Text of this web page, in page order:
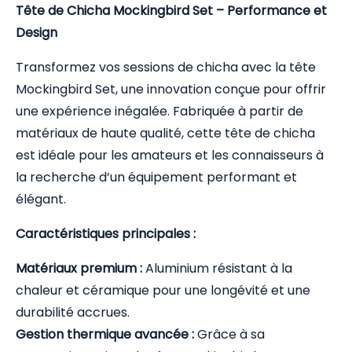
Tête de Chicha Mockingbird Set – Performance et
Design
Transformez vos sessions de chicha avec la tête
Mockingbird Set, une innovation conçue pour offrir
une expérience inégalée. Fabriquée à partir de
matériaux de haute qualité, cette tête de chicha
est idéale pour les amateurs et les connaisseurs à
la recherche d’un équipement performant et
élégant.
Caractéristiques principales :
Matériaux premium :Aluminium résistant à la
chaleur et céramique pour une longévité et une
durabilité accrues.
Gestion thermique avancée :Grâce à sa